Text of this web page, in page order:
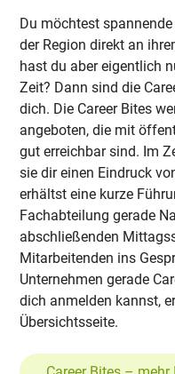
Du möchtest
der Region direkt an
hast du aber eigentlich
Zeit? Dann sind die
dich. Die Career Bites
angeboten, die mit
gut erreichbar sind. Im
sie dir einen Eindruck
erhältst eine kurze
Fachabteilung gerade
abschließenden
Mitarbeitenden ins
Unternehmen gerade
dich anmelden kannst,
Übersichtsseite.